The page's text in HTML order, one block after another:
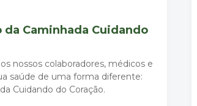
da Caminhada Cuidando
nossos colaboradores, médicos e
saúde de uma forma diferente:
Cuidando do Coração.